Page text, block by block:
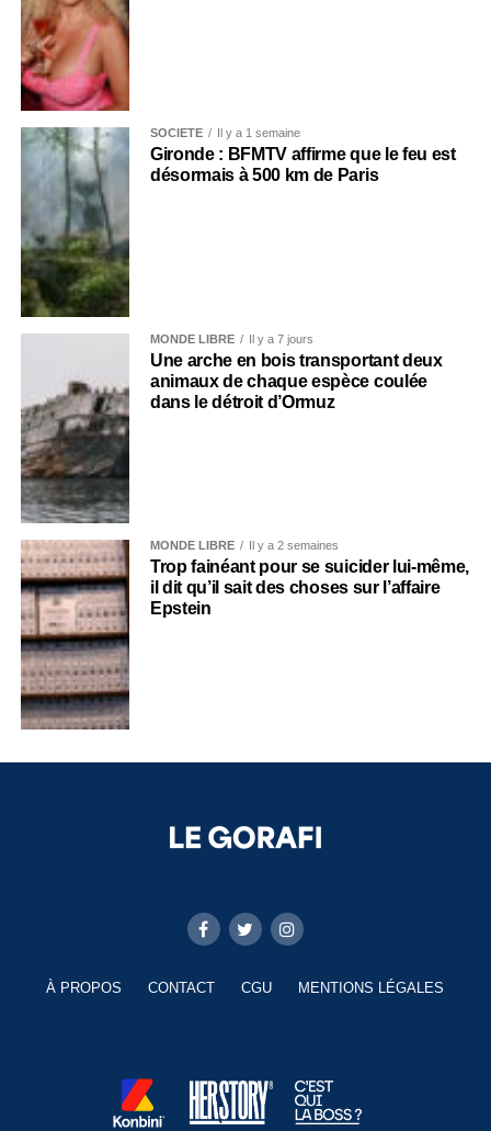
SOCIÉTÉ Il y a 1 semaine
Gironde : BFMTV affirme que le feu est
désormais à 500 km de Paris
MONDE LIBRE Il y a 7 jours
Une arche en bois transportant deux
animaux de chaque espèce coulée
dans le détroit d’Ormuz
MONDE LIBRE Il y a 2 semaines
Trop fainéant pour se suicider lui-même,
il dit qu’il sait des choses sur l’affaire
Epstein
À PROPOS CONTACT CGU MENTIONS LÉGALES